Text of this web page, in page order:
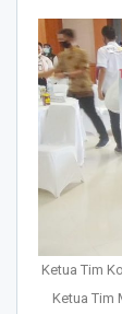
Ketua Tim
Ketua Tim